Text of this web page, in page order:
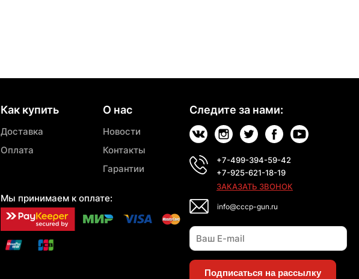
Как купить
Доставка
Оплата
Мы принимаем к оплате:
О нас
Новости
Контакты
Гарантии
Следите за нами:
+7-499-394-59-42
+7-925-621-18-19
ЗАКАЗАТЬ ЗВОНОК
info@cccp-gun.ru
Подписаться на рассылку